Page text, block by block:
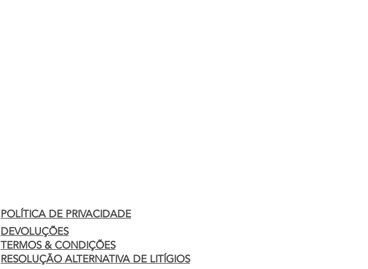
POLÍTICA DE PRIVACIDADE
DEVOLUÇÕES
TERMOS & CONDIÇÕES
RESOLUÇÃO ALTERNATIVA DE LITÍGIOS